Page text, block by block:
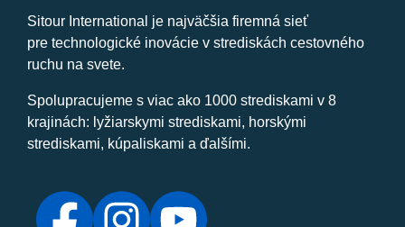
Sitour International je najväčšia firemná sieť
pre technologické inovácie v strediskách cestovného
ruchu na svete.
Spolupracujeme s viac ako 1000 strediskami v 8
krajinách: lyžiarskymi strediskami, horskými
strediskami, kúpaliskami a ďalšími.